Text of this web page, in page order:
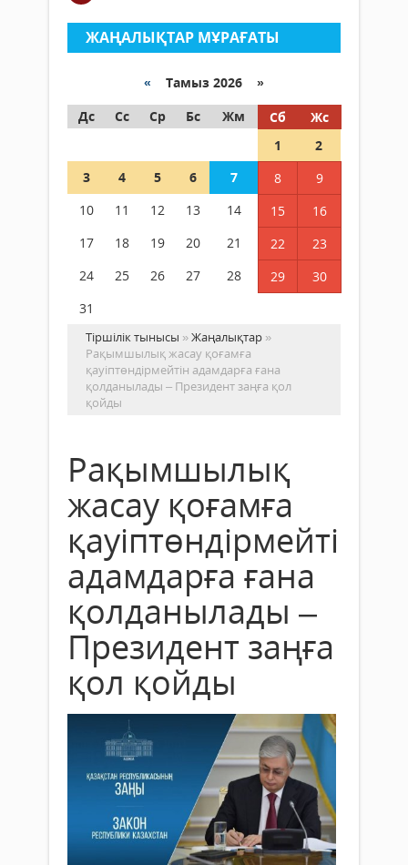
ЖАҢАЛЫҚТАР МҰРАҒАТЫ
« Тамыз 2026 »
Дс
Сс Ср Бс Жм Сб
Жс
1
2
3
4 5 6 7 8
9
10
11 12 13 14 15
16
17
18 19 20 21 22
23
24
25 26 27 28 29
30
31
Тіршілік тынысы »Жаңалықтар »
Рақымшылық жасау қоғамға
қауіптөндірмейтін адамдарға ғана
қолданылады – Президент заңға қол
қойды
Рақымшылық
жасау қоғамға
қауіптөндірмейтін
адамдарға ғана
қолданылады –
Президент заңға
қол қойды